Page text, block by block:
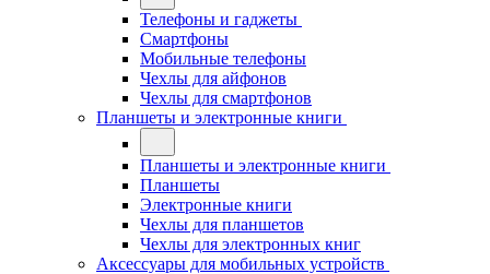
Телефоны и гаджеты
Смартфоны
Мобильные телефоны
Чехлы для айфонов
Чехлы для смартфонов
Планшеты и электронные книги
Планшеты и электронные книги
Планшеты
Электронные книги
Чехлы для планшетов
Чехлы для электронных книг
Аксессуары для мобильных устройств